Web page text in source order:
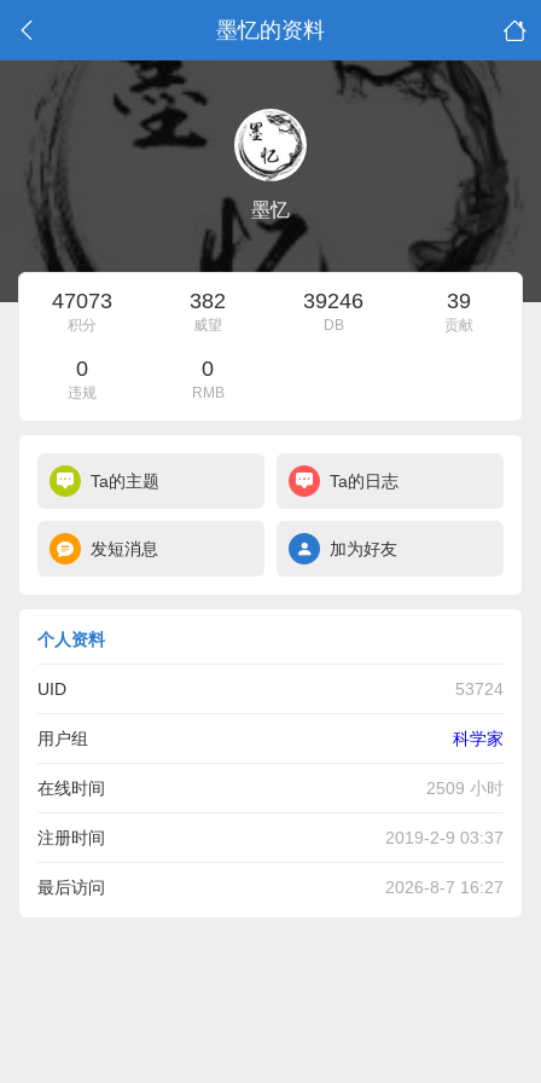
墨忆的资料
墨忆
47073
积分
382
威望
39246
DB
39
贡献
0
违规
0
RMB
Ta的主题 Ta的日志
发短消息 加为好友
个人资料
UID 53724
用户组 科学家
在线时间 2509 小时
注册时间 2019-2-9 03:37
最后访问 2026-8-7 16:27